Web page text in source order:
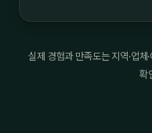
실제 경험과 만족도는 지역·업
확